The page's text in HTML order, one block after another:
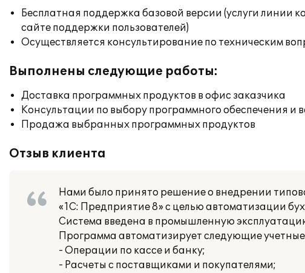
Бесплатная поддержка базовой версии (услуги линии
сайте поддержки пользователей)
Осуществляется консультирование по техническим
Выполнены следующие работы:
Доставка программных продуктов в офис заказчика
Консультации по выбору программного обеспечения и
Продажа выбранных программных продуктов
Отзыв клиента
Нами было принято решение о внедрении
«1С: Предприятие 8» с целью автоматизации
Система введена в промышленную эксплуатацию
Программа автоматизирует следующие
- Операции по кассе и банку;
- Расчеты с поставщиками и покупателями;